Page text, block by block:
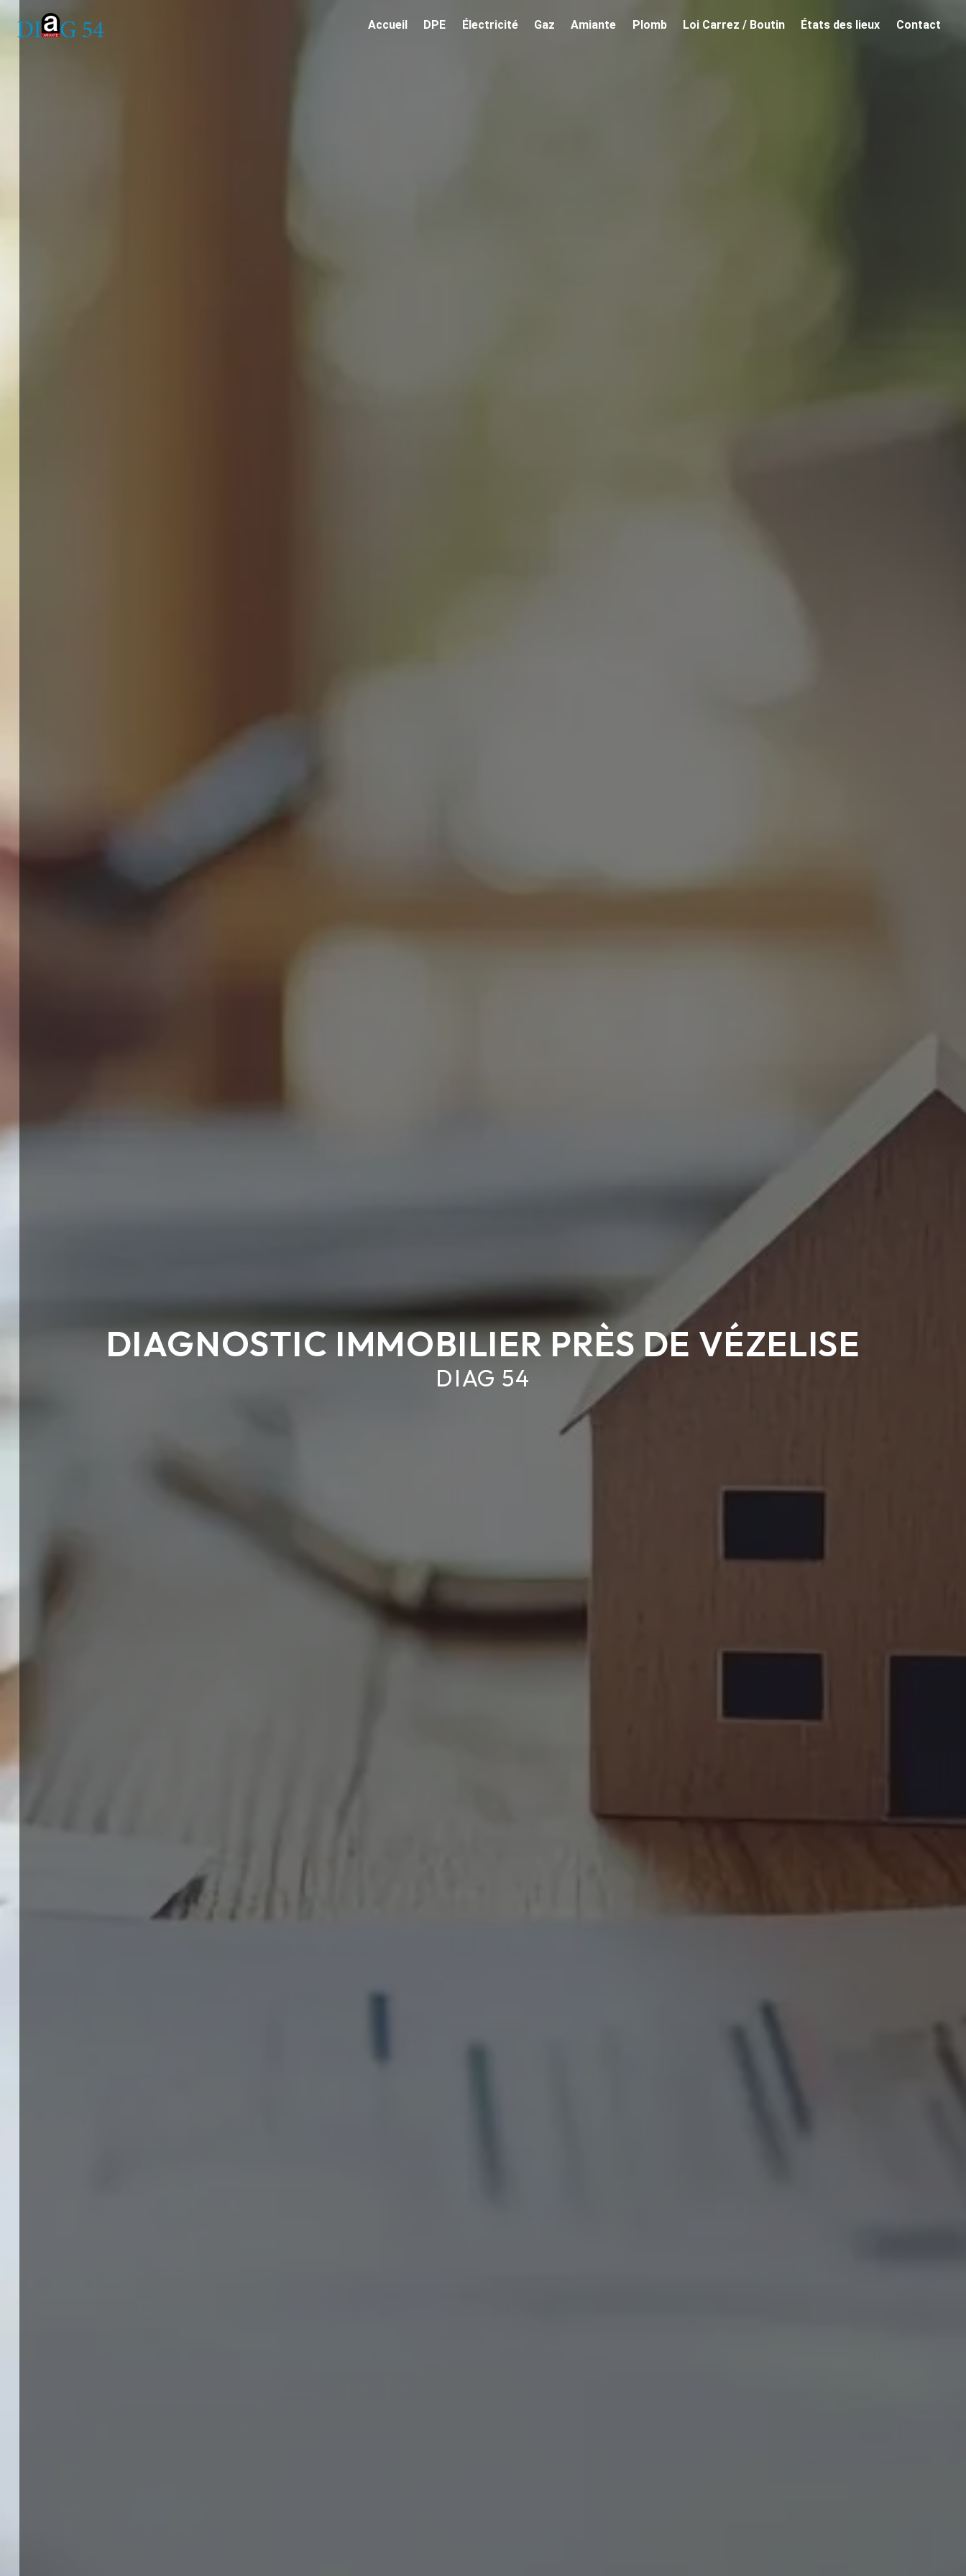
Accueil DPE Électricité Gaz Amiante Plomb Loi Carrez / Boutin États des lieux Contact
DIAGNOSTIC IMMOBILIER PRÈS DE VÉZELISE
DIAG 54